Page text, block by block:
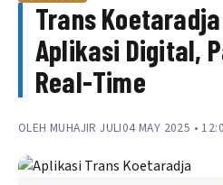
Trans
Aplikasi Digital,
Real-Time
OLEH MUHAJIR JULI04 MAY 2025 •